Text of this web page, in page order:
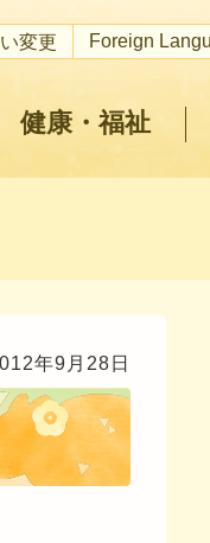
変更 Foreign
健康・福祉
年9月28日